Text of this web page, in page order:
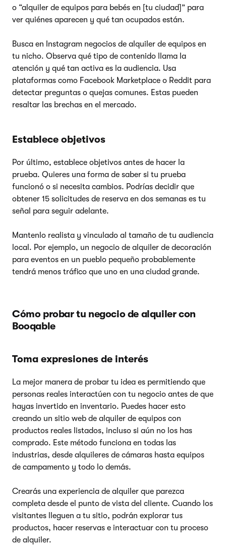
o “alquiler de equipos para bebés en [tu ciudad]” para
ver quiénes aparecen y qué tan ocupados están.
Busca en Instagram negocios de alquiler de equipos en
tu nicho. Observa qué tipo de contenido llama la
atención y qué tan activa es la audiencia. Usa
plataformas como Facebook Marketplace o Reddit para
detectar preguntas o quejas comunes. Estas pueden
resaltar las brechas en el mercado.
Establece objetivos
Por último, establece objetivos antes de hacer la
prueba. Quieres una forma de saber si tu prueba
funcionó o si necesita cambios. Podrías decidir que
obtener 15 solicitudes de reserva en dos semanas es tu
señal para seguir adelante.
Mantenlo realista y vinculado al tamaño de tu audiencia
local. Por ejemplo, un negocio de alquiler de decoración
para eventos en un pueblo pequeño probablemente
tendrá menos tráfico que uno en una ciudad grande.
Cómo probar tu negocio de alquiler con
Booqable
Toma expresiones de interés
La mejor manera de probar tu idea es permitiendo que
personas reales interactúen con tu negocio antes de que
hayas invertido en inventario. Puedes hacer esto
creando un sitio web de alquiler de equipos con
productos reales listados, incluso si aún no los has
comprado. Este método funciona en todas las
industrias, desde alquileres de cámaras hasta equipos
de campamento y todo lo demás.
Crearás una experiencia de alquiler que parezca
completa desde el punto de vista del cliente. Cuando los
visitantes lleguen a tu sitio, podrán explorar tus
productos, hacer reservas e interactuar con tu proceso
de alquiler.